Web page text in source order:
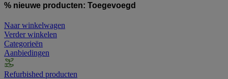
% nieuwe producten: Toegevoegd
Naar winkelwagen
Verder winkelen
Categorieën
Aanbiedingen
Refurbished producten